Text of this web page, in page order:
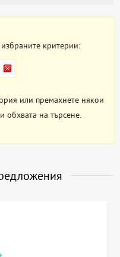
критерии:
или премахнете някои
обхвата на търсене.